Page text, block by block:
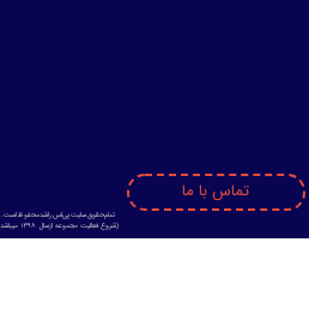
تمام حقوق سایت پی اس راشد محفوظ است.
​​​​​​​(شروع فعالیت مجموعه ازسال 1398 میباشد)
تماس با ما